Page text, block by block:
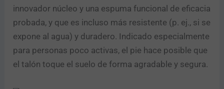
innovador núcleo y una espuma funcional de eficacia
probada, y que es incluso más resistente (p. ej., si se
expone al agua) y duradero. Indicado especialmente
para personas poco activas, el pie hace posible que
el talón toque el suelo de forma agradable y segura.